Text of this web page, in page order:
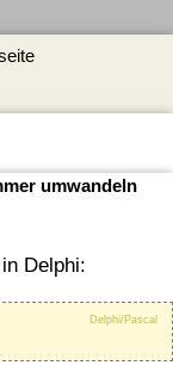
umwandeln
Delphi:
Delphi/Pascal